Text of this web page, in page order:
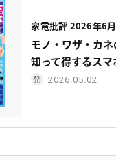
家電批評 2026年6
モノ・ワザ・カネ
知って得するスマ
2026.05.02